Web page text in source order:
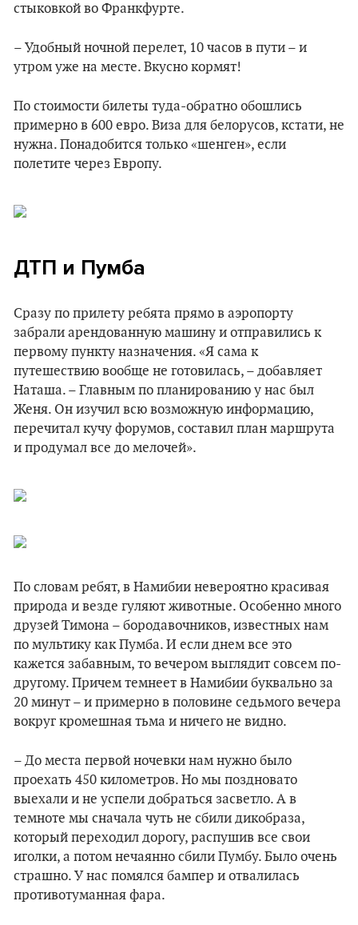
стыковкой во Франкфурте.
– Удобный ночной перелет, 10 часов в пути – и
утром уже на месте. Вкусно кормят!
По стоимости билеты туда-обратно обошлись
примерно в 600 евро. Виза для белорусов, кстати, не
нужна. Понадобится только «шенген», если
полетите через Европу.
ДТП и Пумба
Сразу по прилету ребята прямо в аэропорту
забрали арендованную машину и отправились к
первому пункту назначения. «Я сама к
путешествию вообще не готовилась, – добавляет
Наташа. – Главным по планированию у нас был
Женя. Он изучил всю возможную информацию,
перечитал кучу форумов, составил план маршрута
и продумал все до мелочей».
По словам ребят, в Намибии невероятно красивая
природа и везде гуляют животные. Особенно много
друзей Тимона – бородавочников, известных нам
по мультику как Пумба. И если днем все это
кажется забавным, то вечером выглядит совсем по-
другому. Причем темнеет в Намибии буквально за
20 минут – и примерно в половине седьмого вечера
вокруг кромешная тьма и ничего не видно.
– До места первой ночевки нам нужно было
проехать 450 километров. Но мы поздновато
выехали и не успели добраться засветло. А в
темноте мы сначала чуть не сбили дикобраза,
который переходил дорогу, распушив все свои
иголки, а потом нечаянно сбили Пумбу. Было очень
страшно. У нас помялся бампер и отвалилась
противотуманная фара.